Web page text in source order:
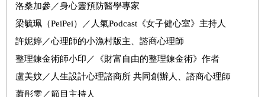
洛桑加參／身心靈預防醫學專家
梁毓珮（PeiPei）／人氣Podcast《女子健心室》主持人
許妮婷／心理師的小漁村版主、諮商心理師
整理鍊金術師小印／《財富自由的整理鍊金術》作者
盧美妏／人生設計心理諮商所 共同創辦人、諮商心理師
蕭彤雯／節目主持人